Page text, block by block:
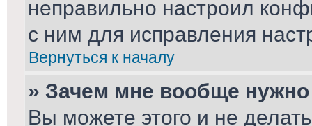
неправильно настроил
с ним для исправления
Вернуться к началу
» Зачем мне вообще нужно
Вы можете этого и не